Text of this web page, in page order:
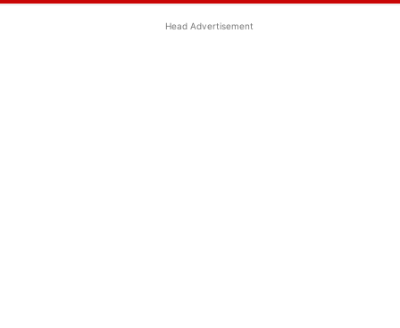
Head Advertisement